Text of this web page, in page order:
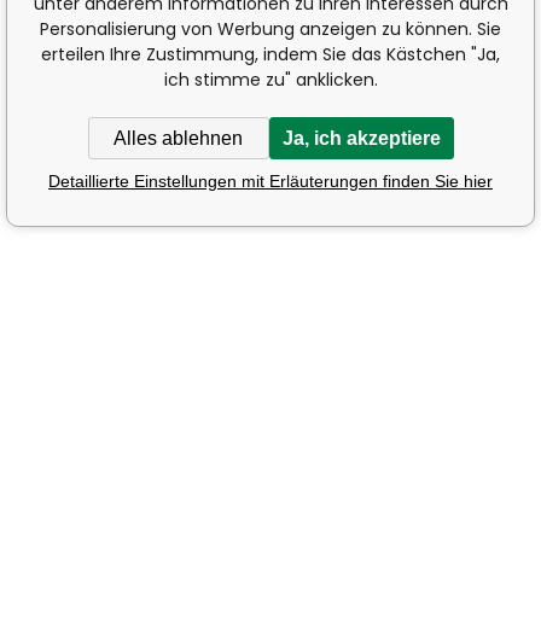
Personalisierung von Werbung anzeigen zu können. Sie
erteilen Ihre Zustimmung, indem Sie das Kästchen "Ja,
ich stimme zu" anklicken.
Alles ablehnen Ja, ich akzeptiere
Detaillierte Einstellungen mit Erläuterungen finden Sie hier